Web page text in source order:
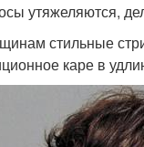
утяжеляются,
стильные
каре в